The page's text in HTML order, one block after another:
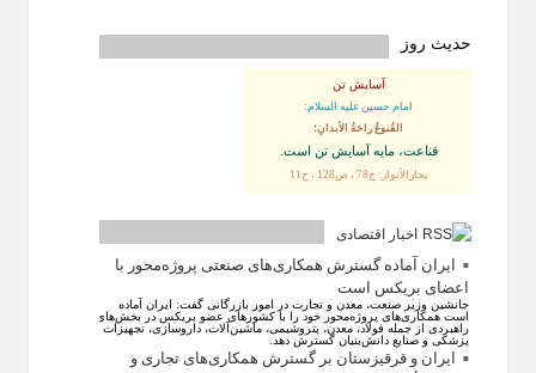
حدیث روز
آسایش تن
امام حسین علیه السلام:
القُنوعُ راحَةُ الأبدانِ؛
قناعت، مايه آسايش تن است.
بحارالأنوار: ج78 ، ص128 ، ح11
اخبار اقتصادی
ایران آماده گسترش همکاری‌های صنعتی پروژه‌محور با
اعضای بریکس است
جانشین وزیر صنعت، معدن و تجارت در امور بازرگانی گفت: ایران آماده
است همکاری‌های پروژه‌محور خود را با کشور‌های عضو بریکس در بخش‌های
راهبردی از جمله فولاد، معدن، پتروشیمی، ماشین‌آلات، داروسازی، تجهیزات
پزشکی و صنایع دانش‌بنیان گسترش دهد.
ایران و قرقیزستان بر گسترش همکاری‌های تجاری و